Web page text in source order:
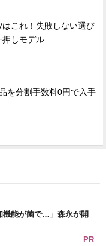
これ！失敗しない選び
しモデル
を分割手数料0円で入手
機能が菌で…」森永が開
PR